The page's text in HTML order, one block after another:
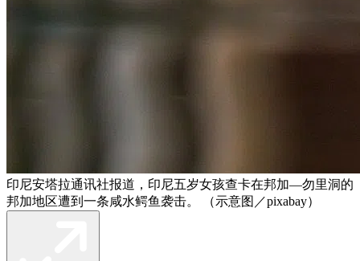
印尼安塔拉通讯社报道，印尼五岁女孩查卡在邦加—勿里洞的
邦加地区遭到一条咸水鳄鱼袭击。 （示意图／pixabay）